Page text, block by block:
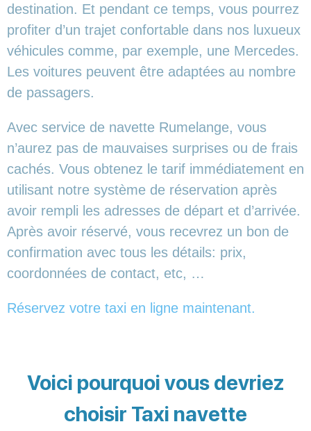
destination. Et pendant ce temps, vous pourrez
profiter d’un trajet confortable dans nos luxueux
véhicules comme, par exemple, une Mercedes.
Les voitures peuvent être adaptées au nombre
de passagers.
Avec service de navette Rumelange, vous
n’aurez pas de mauvaises surprises ou de frais
cachés. Vous obtenez le tarif immédiatement en
utilisant notre système de réservation après
avoir rempli les adresses de départ et d’arrivée.
Après avoir réservé, vous recevrez un bon de
confirmation avec tous les détails: prix,
coordonnées de contact, etc, …
Réservez votre taxi en ligne maintenant.
Voici pourquoi vous devriez
choisir Taxi navette